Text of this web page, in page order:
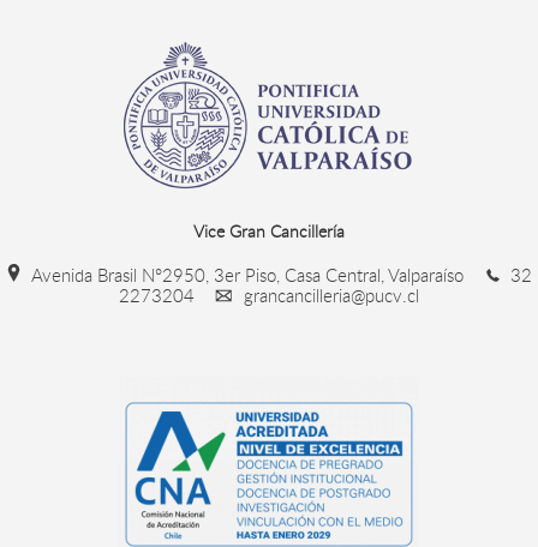
Vice Gran Cancillería
Avenida Brasil N°2950, 3er Piso, Casa Central, Valparaíso
32
2273204
grancancilleria@pucv.cl